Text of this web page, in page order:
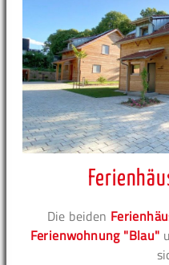
Die beiden
Ferienwohnung "Blau"